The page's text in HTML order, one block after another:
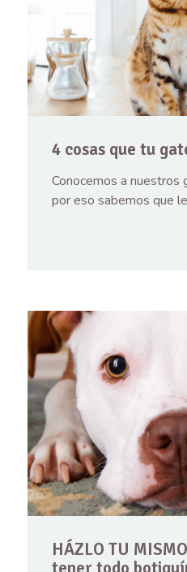
4 cosas que tu
Conocemos a nuestros
por eso sabemos que
HÁZLO TU